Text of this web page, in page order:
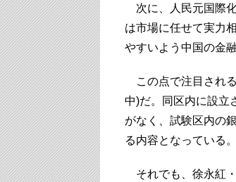
次に、人民元国際
は市場に任せて実力
やすいよう中国の金
この点で注目され
中)だ。同区内に設立
がなく、試験区内の
る内容となっている。
それでも、徐永紅